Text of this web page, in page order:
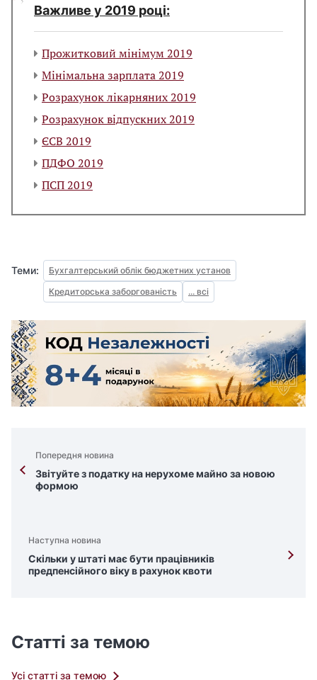
Важливе у 2019 році:
Прожитковий мінімум 2019
Мінімальна зарплата 2019
Розрахунок лікарняних 2019
Розрахунок відпускних 2019
ЄСВ 2019
ПДФО 2019
ПСП 2019
Теми:
Бухгалтерський облік бюджетних установ
Кредиторська заборгованість
... всі
Попередня новина
Звітуйте з податку на нерухоме майно за новою
формою
Наступна новина
Скільки у штаті має бути працівників
предпенсійного віку в рахунок квоти
Статті за темою
Усі статті за темою